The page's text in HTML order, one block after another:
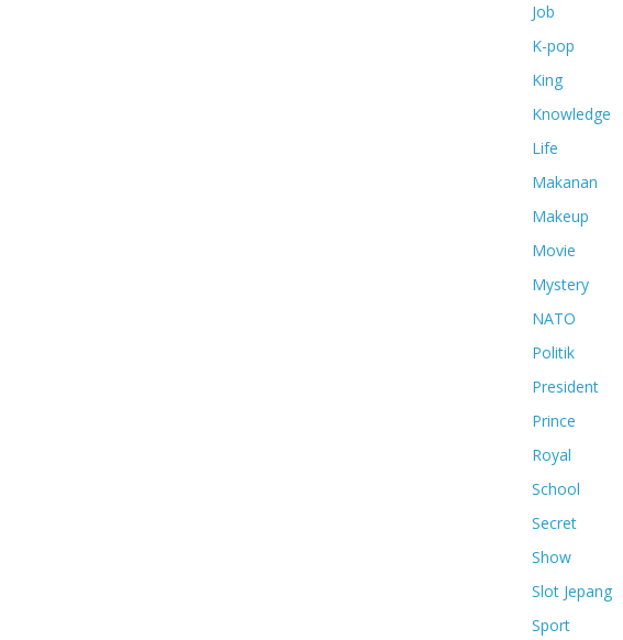
Job
K-pop
King
Knowledge
Life
Makanan
Makeup
Movie
Mystery
NATO
Politik
President
Prince
Royal
School
Secret
Show
Slot Jepang
Sport